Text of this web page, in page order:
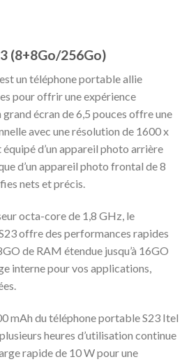
(8+8Go/256Go)
un téléphone portable allie
pour offrir une expérience
écran de 6,5 pouces offre une
avec une résolution de 1600 x
équipé d’un appareil photo arrière
d’un appareil photo frontal de 8
nets et précis.
octa-core de 1,8 GHz, le
offre des performances rapides
de RAM étendue jusqu’à 16GO
interne pour vos applications,
mAh du téléphone portable S23 Itel
heures d’utilisation continue
rapide de 10 W pour une